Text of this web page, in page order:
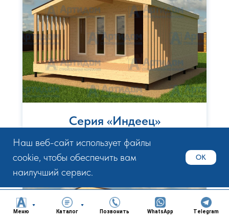
Меню Каталог Позвонить WhatsApp Telegram
Серия «Индеец»
Классический садовый дом с просторной
Наш веб-сайт использует файлы
cookie, чтобы обеспечить вам
наилучший сервис.
OK